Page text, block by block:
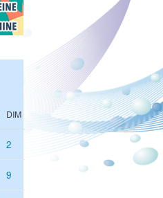
DIM
2
9